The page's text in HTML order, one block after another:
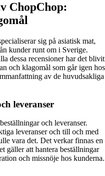
ChopChop:
sig på asiatisk mat,
kunder runt om i Sverige.
dessa recensioner har det blivit
och klagomål som går igen hos
av de huvudsakliga
leveranser
och leveranser.
leveranser och till och med
vara det. Det verkar finnas en
gäller att hantera beställningar
och missnöje hos kunderna.